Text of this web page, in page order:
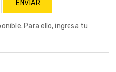
Para ello, ingresa tu